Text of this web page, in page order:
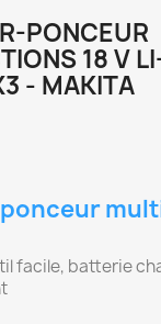
PONCEUR
18 V
- MAKITA
facile, batterie